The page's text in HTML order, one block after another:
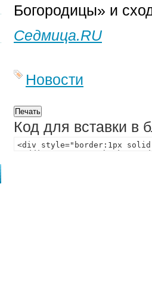
Богородицы» и
Седмица.RU
Новости
Код для вставки в